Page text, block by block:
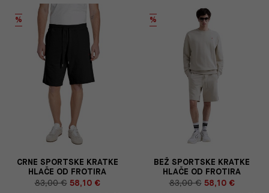
%
CRNE SPORTSKE KRATKE
HLAČE OD FROTIRA
83,00 € 58,10 €
%
BEŽ SPORTSKE KRATKE
HLAČE OD FROTIRA
83,00 € 58,10 €